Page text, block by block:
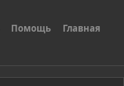
Помощь Главная